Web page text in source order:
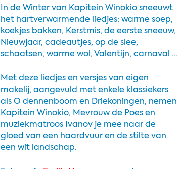
In de Winter van Kapitein Winokio sneeuwt
het hartverwarmende liedjes: warme soep,
koekjes bakken, Kerstmis, de eerste sneeuw,
Nieuwjaar, cadeautjes, op de slee,
schaatsen, warme wol, Valentijn, carnaval ...
Met deze liedjes en versjes van eigen
makelij, aangevuld met enkele klassiekers
als O dennenboom en Driekoningen, nemen
Kapitein Winokio, Mevrouw de Poes en
muziekmatroos Ivanov je mee naar de
gloed van een haardvuur en de stilte van
een wit landschap.